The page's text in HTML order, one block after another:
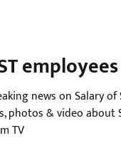
employees
news on Salary of
photos & video about
TV